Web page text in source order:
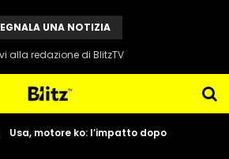
UNA NOTIZIA
alla redazione di BlitzTV
Usa, motore ko: l’impatto dopo